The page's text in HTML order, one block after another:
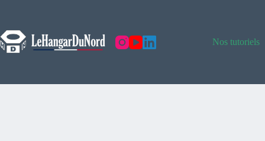
Nos tutoriels